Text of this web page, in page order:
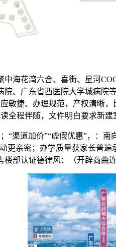
海花湾六合、喜街、星河
、广东省西医院大学城病院
捷、办理规范，产权清晰
程伴随，文件明白要求新建
道加价”“虚假优惠”，：南
亲密；办学质量获家长普
部认证德律风：（开辟商曲